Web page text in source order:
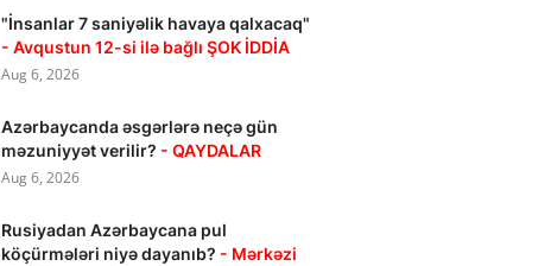
"İnsanlar 7 saniyəlik havaya qalxacaq"
- Avqustun 12-si ilə bağlı ŞOK İDDİA
Aug 6, 2026
Azərbaycanda əsgərlərə neçə gün
məzuniyyət verilir? - QAYDALAR
Aug 6, 2026
Rusiyadan Azərbaycana pul
köçürmələri niyə dayanıb? - Mərkəzi